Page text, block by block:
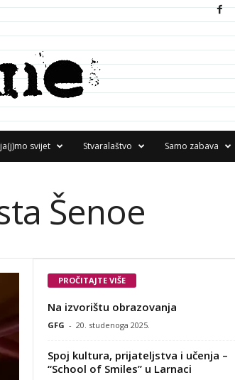
svijet Stvaralaštvo Samo zabava
Šenoe
PROČITAJTE VIŠE
Na izvorištu obrazovanja
GFG - 20. studenoga 2025.
Spoj kultura, prijateljstva i učenja –
“School of Smiles” u Larnaci